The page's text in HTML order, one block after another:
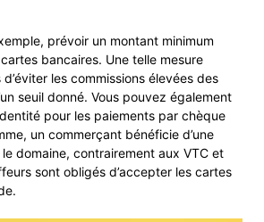
prévoir un montant minimum
bancaires. Une telle mesure
les commissions élevées des
seuil donné. Vous pouvez également
pour les paiements par chèque
un commerçant bénéficie d’une
domaine, contrairement aux VTC et
sont obligés d’accepter les cartes